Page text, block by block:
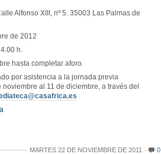
Alfonso XIII, nº 5. 35003 Las Palmas de
de 2012
h.
hasta completar aforo.
por asistencia a la jornada previa
al 11 de diciembre, a través del
MARTES 22 DE NOVIEMBRE DE 2011 0